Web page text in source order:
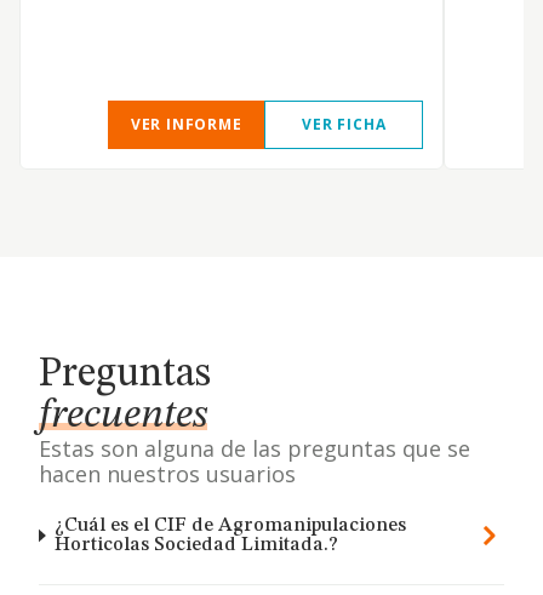
VER INFORME VER FICHA
Preguntas
frecuentes
Estas son alguna de las preguntas que se
hacen nuestros usuarios
¿Cuál es el CIF de Agromanipulaciones
Horticolas Sociedad Limitada.?